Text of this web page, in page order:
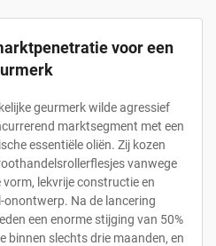
voor een
geurmerk wilde agressief
marktsegment met een
essentiële oliën. Zij kozen
vanwege
lekvrije constructie en
onontwerp. Na de lancering
een enorme stijging van 50%
binnen slechts drie maanden, en